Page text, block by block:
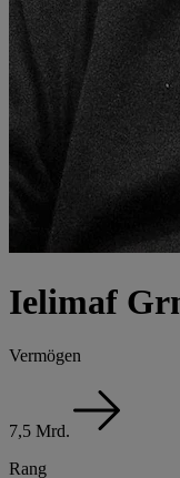
Ielimaf
Vermögen
7,5 Mrd.
Rang